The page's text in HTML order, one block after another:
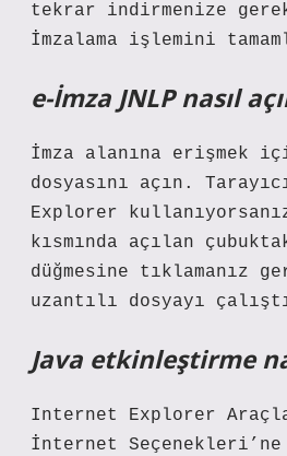
tekrar indirmenize
İmzalama işlemini
e-İmza JNLP nasıl
İmza alanına erişmek
dosyasını açın.
Explorer
kısmında açılan
düğmesine tıklamanız
uzantılı dosyayı
Java etkinleştirme
Internet Explorer
İnternet